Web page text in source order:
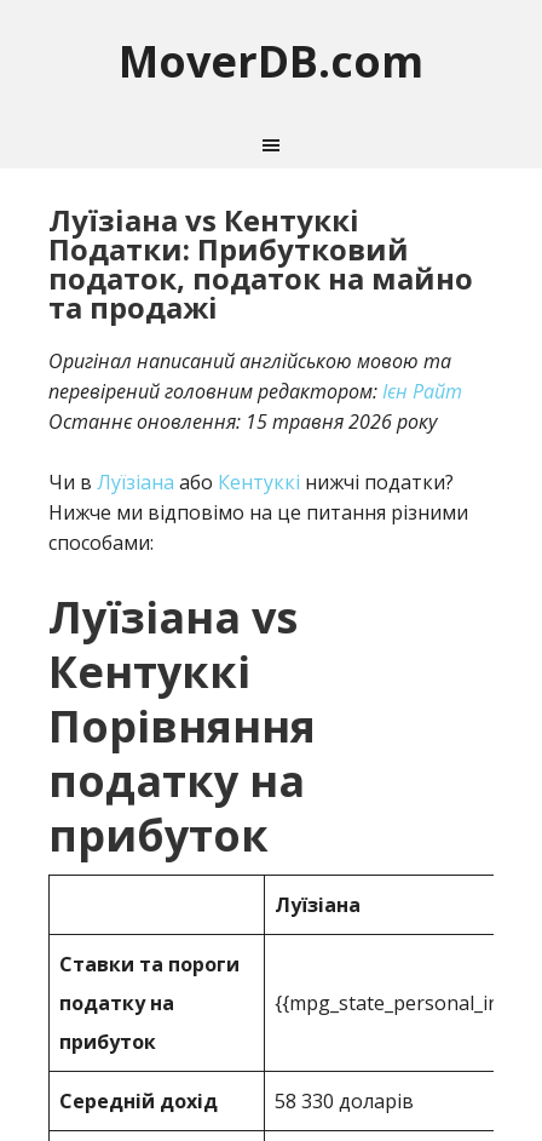
MoverDB.com
Луїзіана vs Кентуккі
Податки: Прибутковий
податок, податок на майно
та продажі
Оригінал написаний англійською мовою та
перевірений головним редактором:Ієн Райт
Останнє оновлення: 15 травня 2026 року
Чи в Луїзіана або Кентуккі нижчі податки?
Нижче ми відповімо на це питання різними
способами:
Луїзіана vs
Кентуккі
Порівняння
податку на
прибуток
Луїзіана
Ставки та пороги
податку на
прибуток
Середній дохід 58 330 доларів